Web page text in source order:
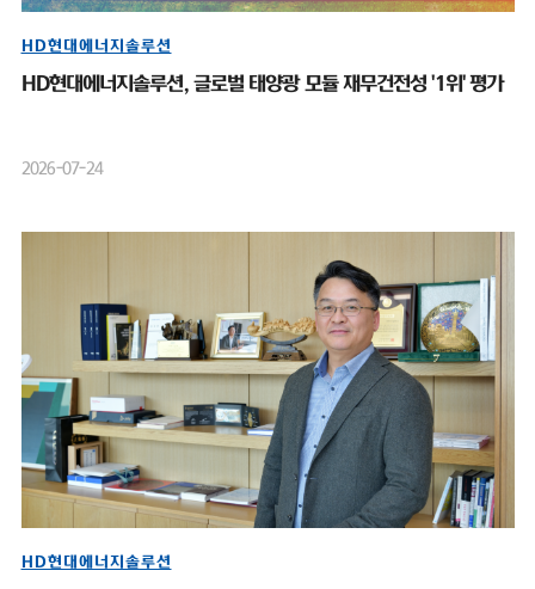
HD현대에너지솔루션
HD현대에너지솔루션, 글로벌 태양광 모듈 재무건전성 '1위' 평가
2026-07-24
HD현대에너지솔루션